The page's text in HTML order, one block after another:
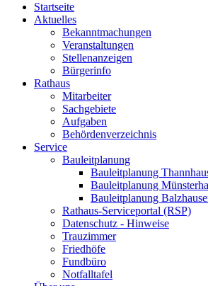
Startseite
Aktuelles
Bekanntmachungen
Veranstaltungen
Stellenanzeigen
Bürgerinfo
Rathaus
Mitarbeiter
Sachgebiete
Aufgaben
Behördenverzeichnis
Service
Bauleitplanung
Bauleitplanung
Bauleitplanung
Bauleitplanung
Rathaus-Serviceportal (RSP)
Datenschutz - Hinweise
Trauzimmer
Friedhöfe
Fundbüro
Notfalltafel